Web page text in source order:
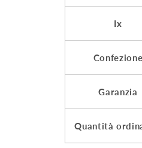
Ix
Confezione
Garanzia
Quantità